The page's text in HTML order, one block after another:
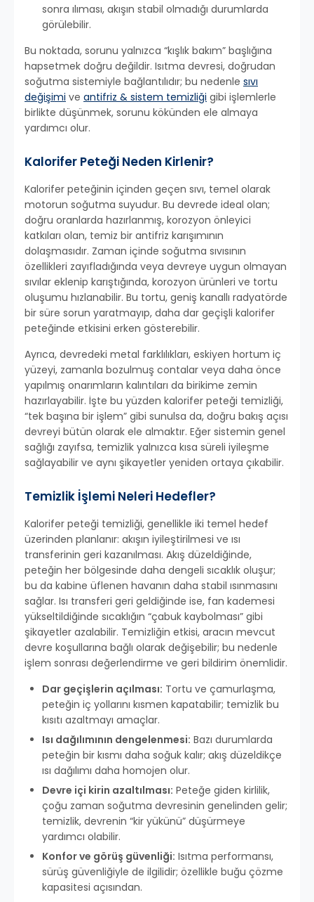
sonra ılıması, akışın stabil olmadığı durumlarda
görülebilir.
Bu noktada, sorunu yalnızca “kışlık bakım” başlığına
hapsetmek doğru değildir. Isıtma devresi, doğrudan
soğutma sistemiyle bağlantılıdır; bu nedenle sıvı
değişimi ve antifriz & sistem temizliği gibi işlemlerle
birlikte düşünmek, sorunu kökünden ele almaya
yardımcı olur.
Kalorifer Peteği Neden Kirlenir?
Kalorifer peteğinin içinden geçen sıvı, temel olarak
motorun soğutma suyudur. Bu devrede ideal olan;
doğru oranlarda hazırlanmış, korozyon önleyici
katkıları olan, temiz bir antifriz karışımının
dolaşmasıdır. Zaman içinde soğutma sıvısının
özellikleri zayıfladığında veya devreye uygun olmayan
sıvılar eklenip karıştığında, korozyon ürünleri ve tortu
oluşumu hızlanabilir. Bu tortu, geniş kanallı radyatörde
bir süre sorun yaratmayıp, daha dar geçişli kalorifer
peteğinde etkisini erken gösterebilir.
Ayrıca, devredeki metal farklılıkları, eskiyen hortum iç
yüzeyi, zamanla bozulmuş contalar veya daha önce
yapılmış onarımların kalıntıları da birikime zemin
hazırlayabilir. İşte bu yüzden kalorifer peteği temizliği,
“tek başına bir işlem” gibi sunulsa da, doğru bakış açısı
devreyi bütün olarak ele almaktır. Eğer sistemin genel
sağlığı zayıfsa, temizlik yalnızca kısa süreli iyileşme
sağlayabilir ve aynı şikayetler yeniden ortaya çıkabilir.
Temizlik İşlemi Neleri Hedefler?
Kalorifer peteği temizliği, genellikle iki temel hedef
üzerinden planlanır: akışın iyileştirilmesi ve ısı
transferinin geri kazanılması. Akış düzeldiğinde,
peteğin her bölgesinde daha dengeli sıcaklık oluşur;
bu da kabine üflenen havanın daha stabil ısınmasını
sağlar. Isı transferi geri geldiğinde ise, fan kademesi
yükseltildiğinde sıcaklığın “çabuk kaybolması” gibi
şikayetler azalabilir. Temizliğin etkisi, aracın mevcut
devre koşullarına bağlı olarak değişebilir; bu nedenle
işlem sonrası değerlendirme ve geri bildirim önemlidir.
Dar geçişlerin açılması: Tortu ve çamurlaşma,
peteğin iç yollarını kısmen kapatabilir; temizlik bu
kısıtı azaltmayı amaçlar.
Isı dağılımının dengelenmesi: Bazı durumlarda
peteğin bir kısmı daha soğuk kalır; akış düzeldikçe
ısı dağılımı daha homojen olur.
Devre içi kirin azaltılması: Peteğe giden kirlilik,
çoğu zaman soğutma devresinin genelinden gelir;
temizlik, devrenin “kir yükünü” düşürmeye
yardımcı olabilir.
Konfor ve görüş güvenliği: Isıtma performansı,
sürüş güvenliğiyle de ilgilidir; özellikle buğu çözme
kapasitesi açısından.